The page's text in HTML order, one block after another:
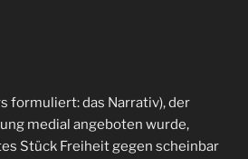
formuliert: das Narrativ), der
medial angeboten wurde,
Stück Freiheit gegen scheinbar